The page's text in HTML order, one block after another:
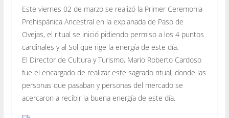
Este viernes 02 de marzo se realizó la Primer Ceremonia
Prehispánica Ancestral en la explanada de Paso de
Ovejas, el ritual se inició pidiendo permiso a los 4 puntos
cardinales y al Sol que rige la energía de este día.
El Director de Cultura y Turismo, Mario Roberto Cardoso
fue el encargado de realizar este sagrado ritual, donde las
personas que pasaban y personas del mercado se
acercaron a recibir la buena energía de este día.